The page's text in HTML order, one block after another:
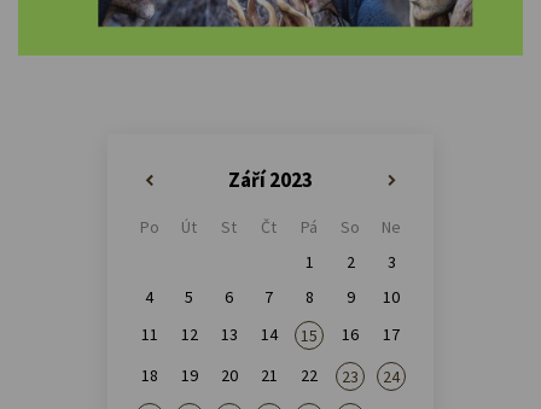
Září 2023
Po Út St Čt Pá So
Ne
1
2
3
4
5 6 7 8 9
10
11
12 13 14 15 16
17
18
19 20 21 22 23
24